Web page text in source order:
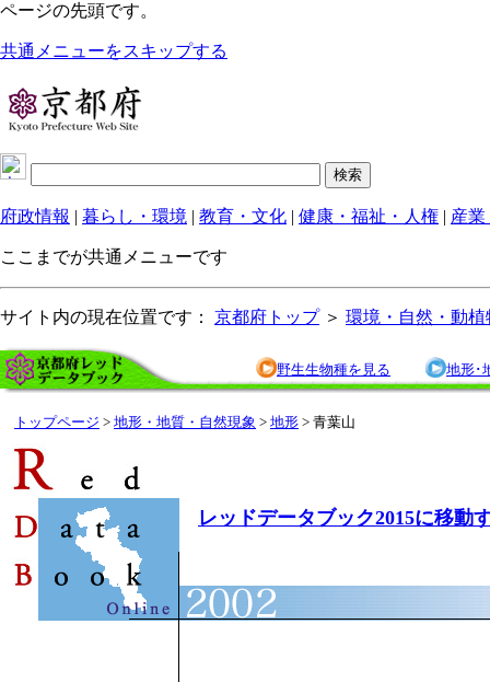
ページの先頭です。
共通メニューをスキップする
府政情報 | 暮らし・環境 | 教育・文化 | 健康・福祉・人権 | 産業
ここまでが共通メニューです
サイト内の現在位置です： 京都府トップ＞ 環境・自然・動植
野生生物種を見る 地形･
トップページ > 地形・地質・自然現象 > 地形 > 青葉山
レッドデータブック2015に移動